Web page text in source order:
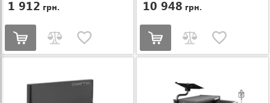
1 912 грн. 10 948 грн.